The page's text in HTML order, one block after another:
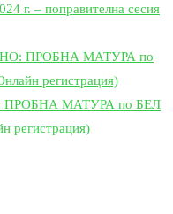
г. – поправителна сесия
ПРОБНА МАТУРА по
регистрация)
МАТУРА по БЕЛ
регистрация)